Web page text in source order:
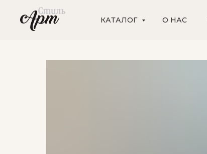
КАТАЛОГ О НАС